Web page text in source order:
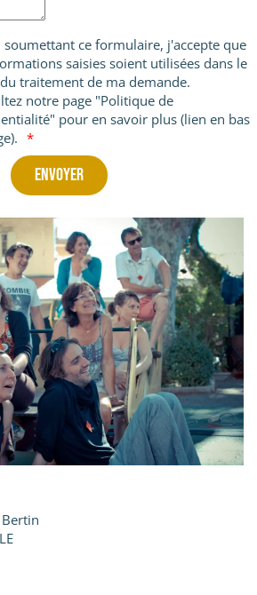
soumettant ce formulaire, j'accepte que
saisies soient utilisées dans le
traitement de ma demande.
notre page "Politique de
pour en savoir plus (lien en bas